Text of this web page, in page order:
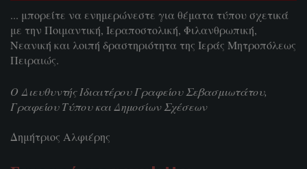
... μπορείτε να ενημερώνεστε για θέματα τύπου σχετικά
με την Ποιμαντική, Ιεραποστολική, Φιλανθρωπική,
Νεανική και λοιπή δραστηριότητα της Ιεράς Μητροπόλεως
Πειραιώς.
Ο Διευθυντής Ιδιαιτέρου Γραφείου Σεβασμιωτάτου,
Γραφείου Τύπου και Δημοσίων Σχέσεων
Δημήτριος Αλφιέρης